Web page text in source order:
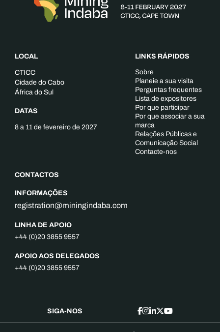
LOCAL
CTICC
Cidade do Cabo
África do Sul
DATAS
8 a 11 de fevereiro de 2027
CONTACTOS
INFORMAÇÕES
registration@miningindaba.com
LINHA DE APOIO
+44 (0)20 3855 9557
APOIO AOS DELEGADOS
+44 (0)20 3855 9557
LINKS RÁPIDOS
Sobre
Planeie a sua visita
Perguntas frequentes
Lista de expositores
Por que participar
Por que associar a sua
marca
Relações Públicas e
Comunicação Social
Contacte-nos
SIGA-NOS